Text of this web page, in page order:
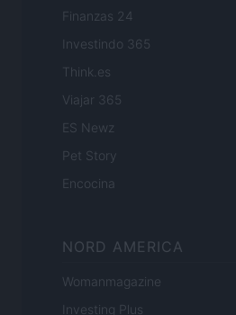
Finanzas 24
Investindo 365
Think.es
Viajar 365
ES Newz
Pet Story
Encocina
NORD AMERICA
Womanmagazine
Investing Plus